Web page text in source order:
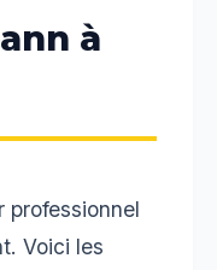
à
professionnel
Voici les